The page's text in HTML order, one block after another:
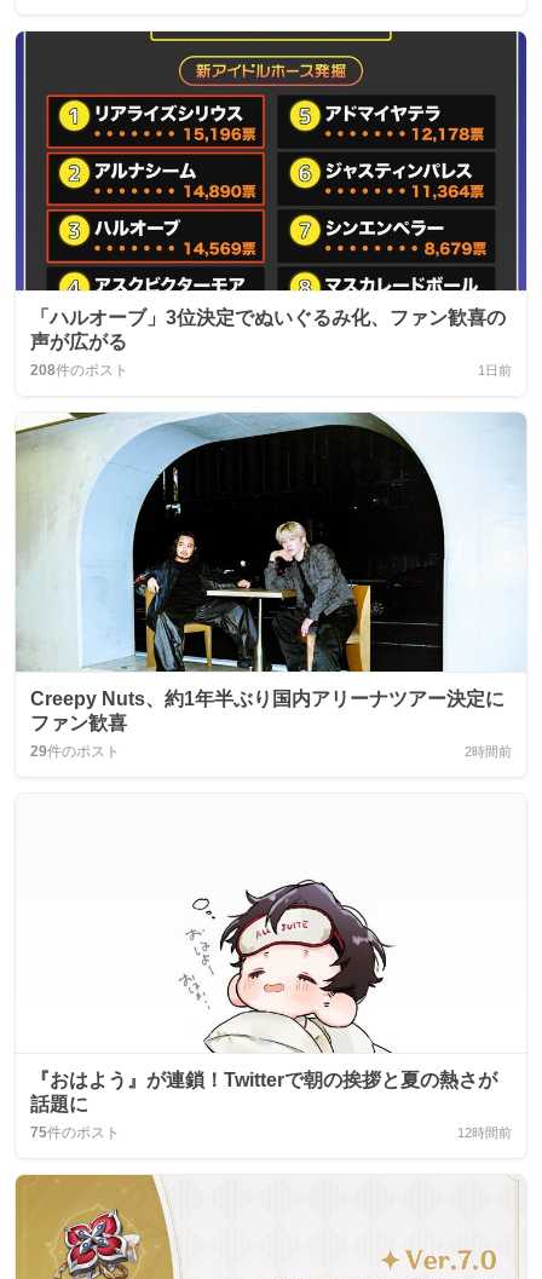
「ハルオーブ」3位決定でぬいぐるみ化、ファン歓喜の
声が広がる
208件のポスト 1日前
Creepy Nuts、約1年半ぶり国内アリーナツアー決定に
ファン歓喜
29件のポスト 2時間前
『おはよう』が連鎖！Twitterで朝の挨拶と夏の熱さが
話題に
75件のポスト 12時間前